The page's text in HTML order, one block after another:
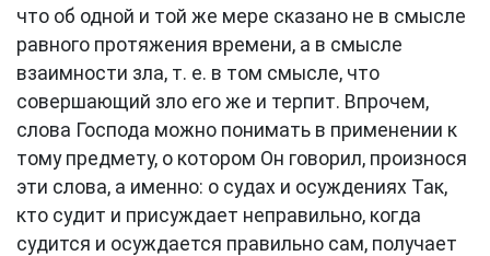
что об одной и той же мере сказано не в смысле
равного протяжения времени, а в смысле
взаимности зла, т. е. в том смысле, что
совершающий зло его же и терпит. Впрочем,
слова Господа можно понимать в применении к
тому предмету, о котором Он говорил, произнося
эти слова, а именно: о судах и осуждениях Так,
кто судит и присуждает неправильно, когда
судится и осуждается правильно сам, получает